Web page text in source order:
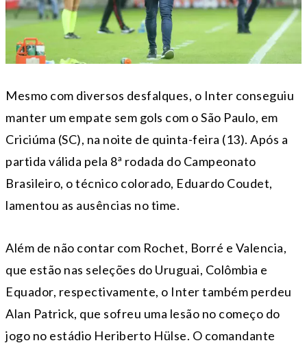
Mesmo com diversos desfalques, o Inter conseguiu
manter um empate sem gols com o São Paulo, em
Criciúma (SC), na noite de quinta-feira (13). Após a
partida válida pela 8ª rodada do Campeonato
Brasileiro, o técnico colorado, Eduardo Coudet,
lamentou as ausências no time.
Além de não contar com Rochet, Borré e Valencia,
que estão nas seleções do Uruguai, Colômbia e
Equador, respectivamente, o Inter também perdeu
Alan Patrick, que sofreu uma lesão no começo do
jogo no estádio Heriberto Hülse. O comandante